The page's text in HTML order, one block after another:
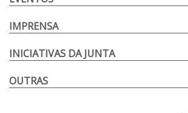
IMPRENSA
INICIATIVAS DA JUNTA
OUTRAS